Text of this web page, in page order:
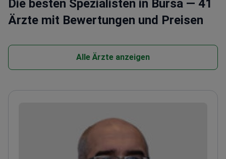
Die besten Spezialisten in Bursa — 41
Ärzte mit Bewertungen und Preisen
Alle Ärzte anzeigen